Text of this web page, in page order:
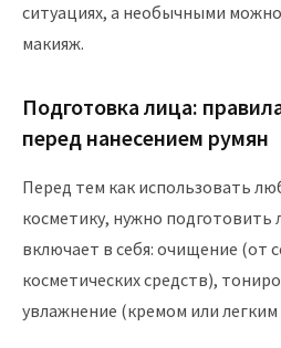
ситуациях, а необычными
макияж.
Подготовка лица:
перед нанесением румян
Перед тем как использовать
косметику, нужно подготовить
включает в себя: очищение (от
косметических средств),
увлажнение (кремом или